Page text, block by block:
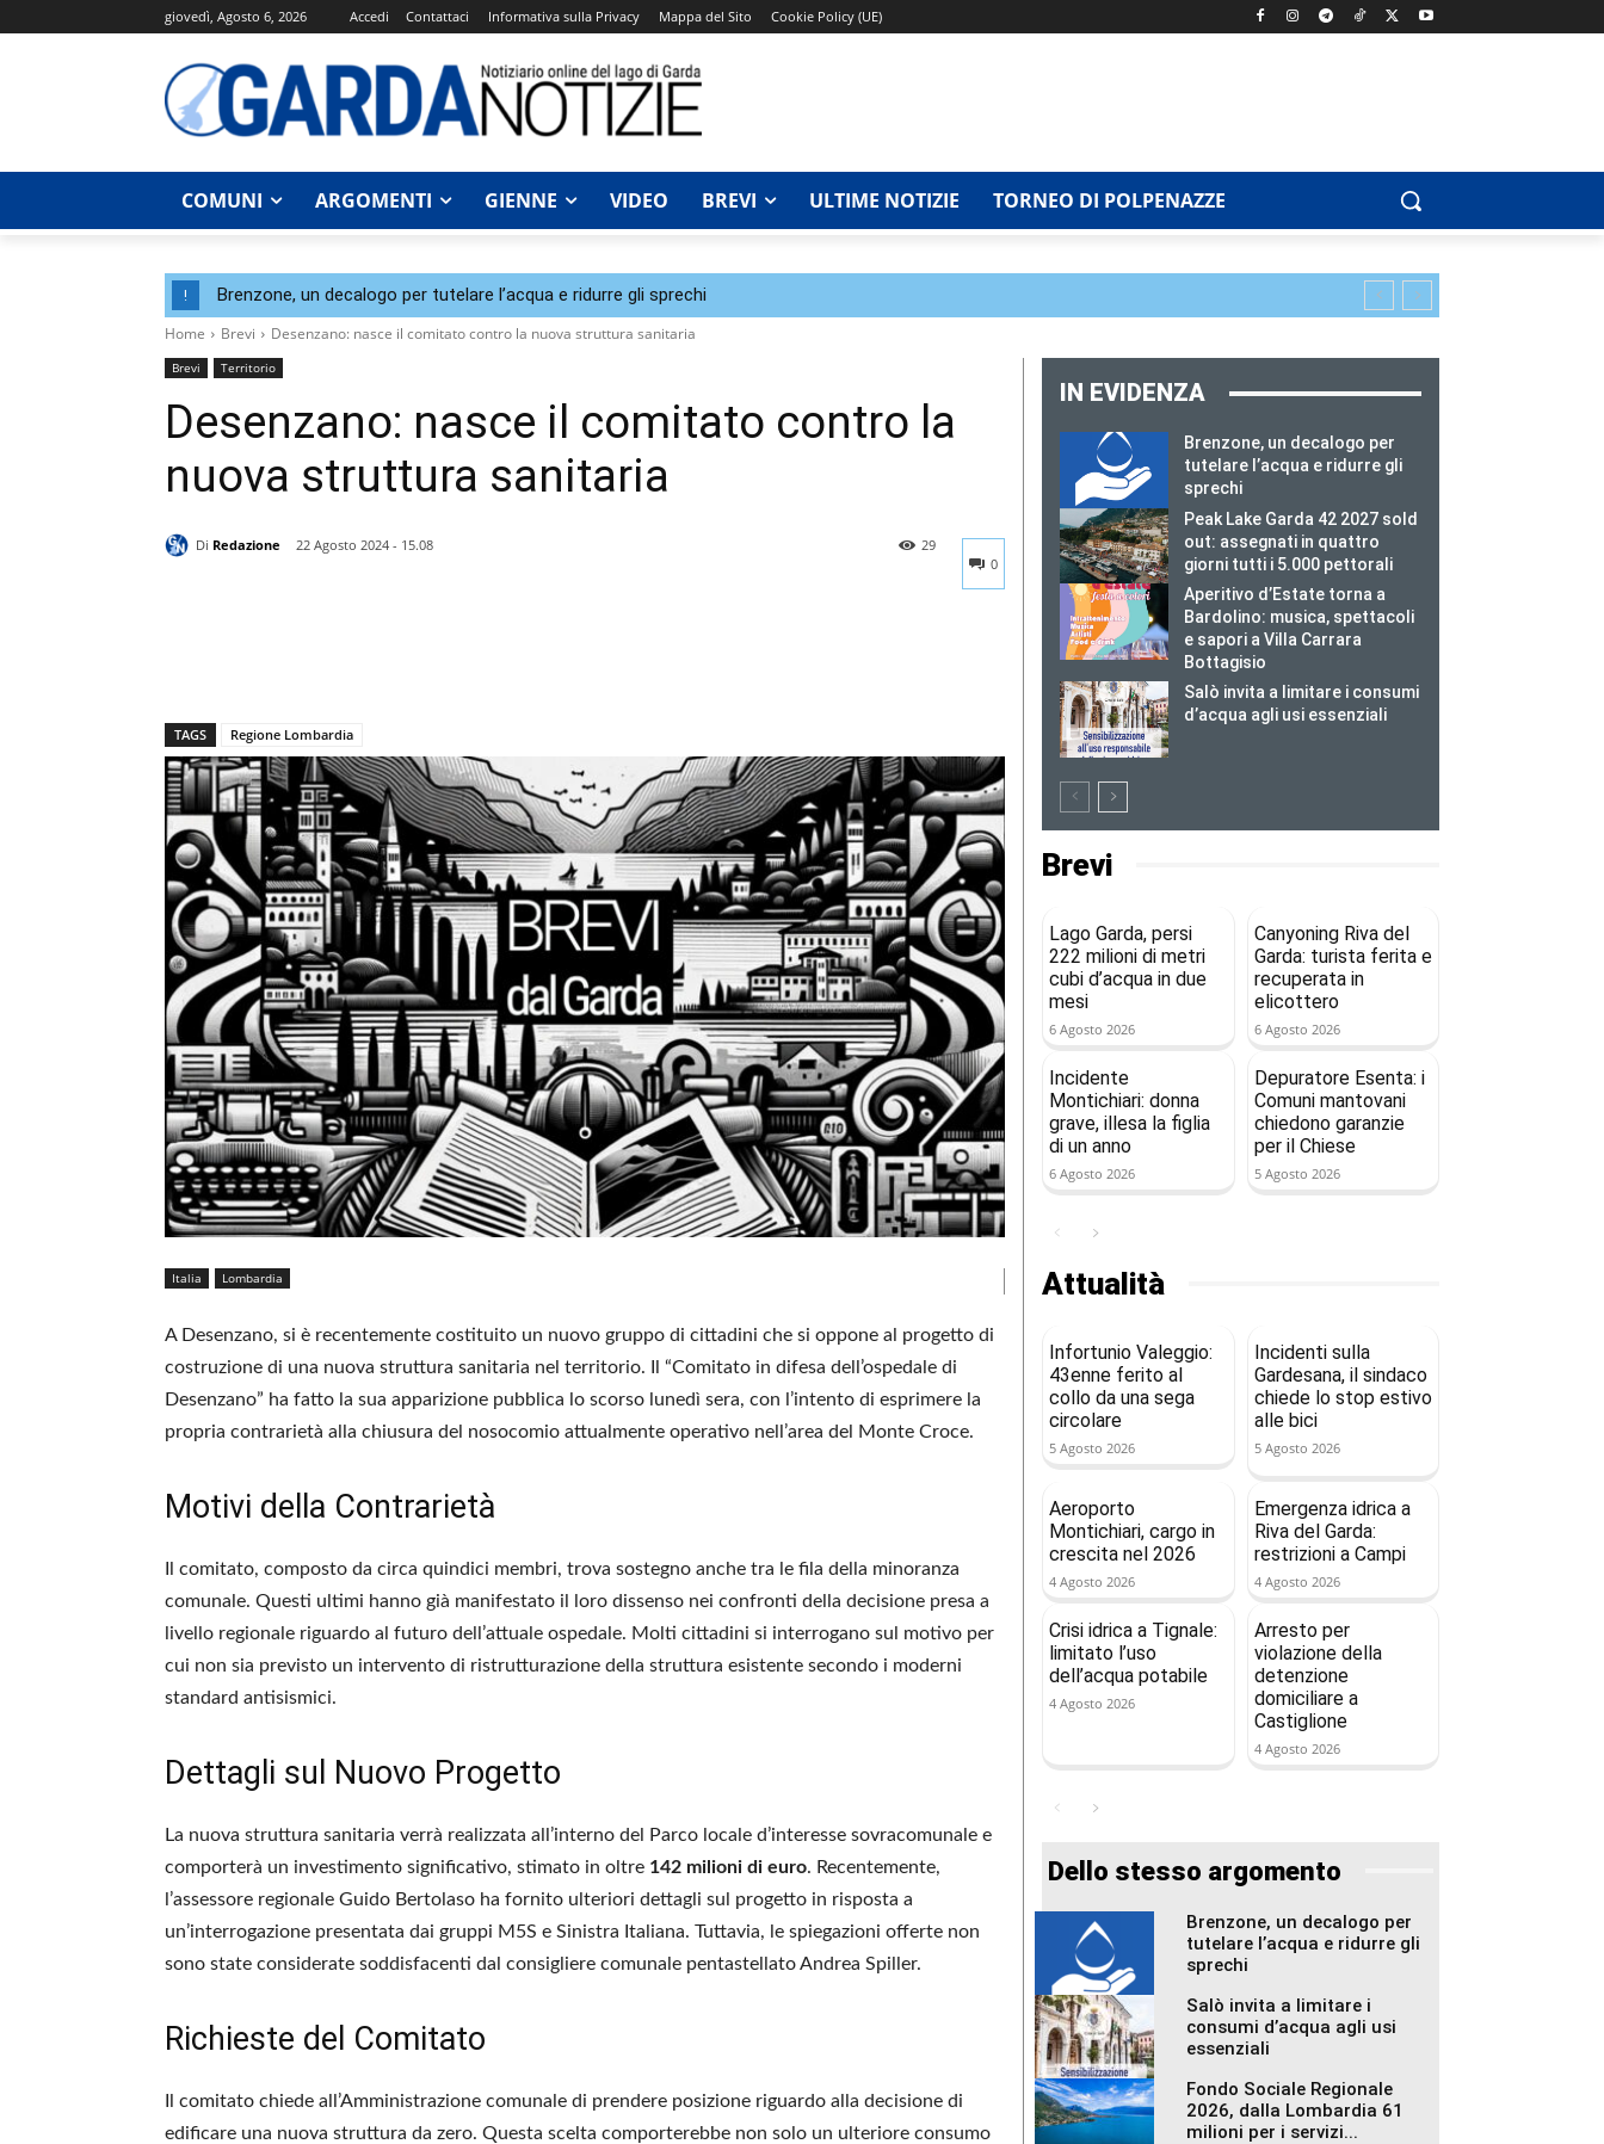
giovedì, Agosto 6, 2026 Accedi Contattaci Informativa sulla Privacy Mappa del Sito Cookie Policy (UE)
COMUNI ARGOMENTI GIENNE VIDEO BREVI ULTIME NOTIZIE TORNEO DI POLPENAZZE
! Brenzone, un decalogo per tutelare l’acqua e ridurre gli sprechi
Home Brevi Desenzano: nasce il comitato contro la nuova struttura sanitaria
Brevi Territorio
Desenzano: nasce il comitato contro la
nuova struttura sanitaria
Di Redazione
22 Agosto 2024 - 15.08
0
29
TAGS Regione Lombardia
Italia Lombardia
A Desenzano, si è recentemente costituito un nuovo gruppo di cittadini che si oppone al progetto di
costruzione di una nuova struttura sanitaria nel territorio. Il “Comitato in difesa dell’ospedale di
Desenzano” ha fatto la sua apparizione pubblica lo scorso lunedì sera, con l’intento di esprimere la
propria contrarietà alla chiusura del nosocomio attualmente operativo nell’area del Monte Croce.
Motivi della Contrarietà
Il comitato, composto da circa quindici membri, trova sostegno anche tra le fila della minoranza
comunale. Questi ultimi hanno già manifestato il loro dissenso nei confronti della decisione presa a
livello regionale riguardo al futuro dell’attuale ospedale. Molti cittadini si interrogano sul motivo per
cui non sia previsto un intervento di ristrutturazione della struttura esistente secondo i moderni
standard antisismici.
Dettagli sul Nuovo Progetto
La nuova struttura sanitaria verrà realizzata all’interno del Parco locale d’interesse sovracomunale e
comporterà un investimento significativo, stimato in oltre 142 milioni di euro. Recentemente,
l’assessore regionale Guido Bertolaso ha fornito ulteriori dettagli sul progetto in risposta a
un’interrogazione presentata dai gruppi M5S e Sinistra Italiana. Tuttavia, le spiegazioni offerte non
sono state considerate soddisfacenti dal consigliere comunale pentastellato Andrea Spiller.
Richieste del Comitato
Il comitato chiede all’Amministrazione comunale di prendere posizione riguardo alla decisione di
edificare una nuova struttura da zero. Questa scelta comporterebbe non solo un ulteriore consumo
IN EVIDENZA
Brenzone, un decalogo per
tutelare l’acqua e ridurre gli
sprechi
Peak Lake Garda 42 2027 sold
out: assegnati in quattro
giorni tutti i 5.000 pettorali
Aperitivo d’Estate torna a
Bardolino: musica, spettacoli
e sapori a Villa Carrara
Bottagisio
Salò invita a limitare i consumi
d’acqua agli usi essenziali
Brevi
Lago Garda, persi
222 milioni di metri
cubi d’acqua in due
mesi
6 Agosto 2026
Canyoning Riva del
Garda: turista ferita e
recuperata in
elicottero
6 Agosto 2026
Incidente
Montichiari: donna
grave, illesa la figlia
di un anno
6 Agosto 2026
Depuratore Esenta: i
Comuni mantovani
chiedono garanzie
per il Chiese
5 Agosto 2026
Attualità
Infortunio Valeggio:
43enne ferito al
collo da una sega
circolare
5 Agosto 2026
Incidenti sulla
Gardesana, il sindaco
chiede lo stop estivo
alle bici
5 Agosto 2026
Aeroporto
Montichiari, cargo in
crescita nel 2026
4 Agosto 2026
Emergenza idrica a
Riva del Garda:
restrizioni a Campi
4 Agosto 2026
Crisi idrica a Tignale:
limitato l’uso
dell’acqua potabile
4 Agosto 2026
Arresto per
violazione della
detenzione
domiciliare a
Castiglione
4 Agosto 2026
Dello stesso argomento
Brenzone, un decalogo per
tutelare l’acqua e ridurre gli
sprechi
Salò invita a limitare i
consumi d’acqua agli usi
essenziali
Fondo Sociale Regionale
2026, dalla Lombardia 61
milioni per i servizi...